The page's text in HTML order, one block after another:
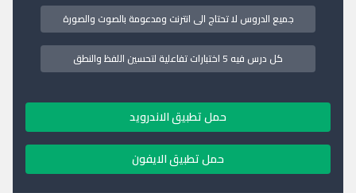
جميع الدروس لا تحتاج الى انترنت ومدعومة بالصوت والصورة
كل درس فيه 5 اختبارات تفاعلية لتحسين اللفظ والنطق
حمل تطبيق الاندرويد
حمل تطبيق الايفون